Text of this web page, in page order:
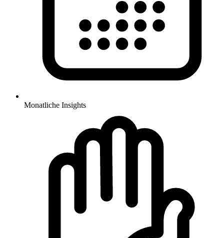
Monatliche Insights